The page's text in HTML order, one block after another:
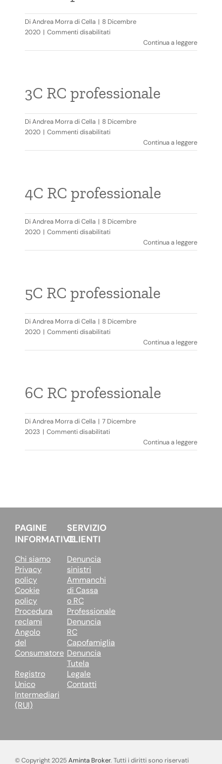
DiAndrea Morra di Cella | 8 Dicembre
2020 | Commenti disabilitatisu
RC
Continua a leggere
3C RC professionale
DiAndrea Morra di Cella | 8 Dicembre
2020 | Commenti disabilitatisu
RC
Continua a leggere
4C RC professionale
DiAndrea Morra di Cella | 8 Dicembre
2020 | Commenti disabilitatisu
RC
Continua a leggere
5C RC professionale
DiAndrea Morra di Cella | 8 Dicembre
2020 | Commenti disabilitatisu
RC
Continua a leggere
6C RC professionale
DiAndrea Morra di Cella | 7 Dicembre
2023 | Commenti disabilitatisu
RC
Continua a leggere
PAGINE
INFORMATIVE
Chi siamo
Privacy
policy
Cookie
policy
Procedura
reclami
Angolo
del
Consumatore
Registro
Unico
Intermediari
(RUI)
SERVIZIO
CLIENTI
Denuncia
sinistri
Ammanchi
di Cassa
o RC
Professionale
Denuncia
RC
Capofamiglia
Denuncia
Tutela
Legale
Contatti
© Copyright 2025 Aminta Broker. Tutti i diritti sono riservati